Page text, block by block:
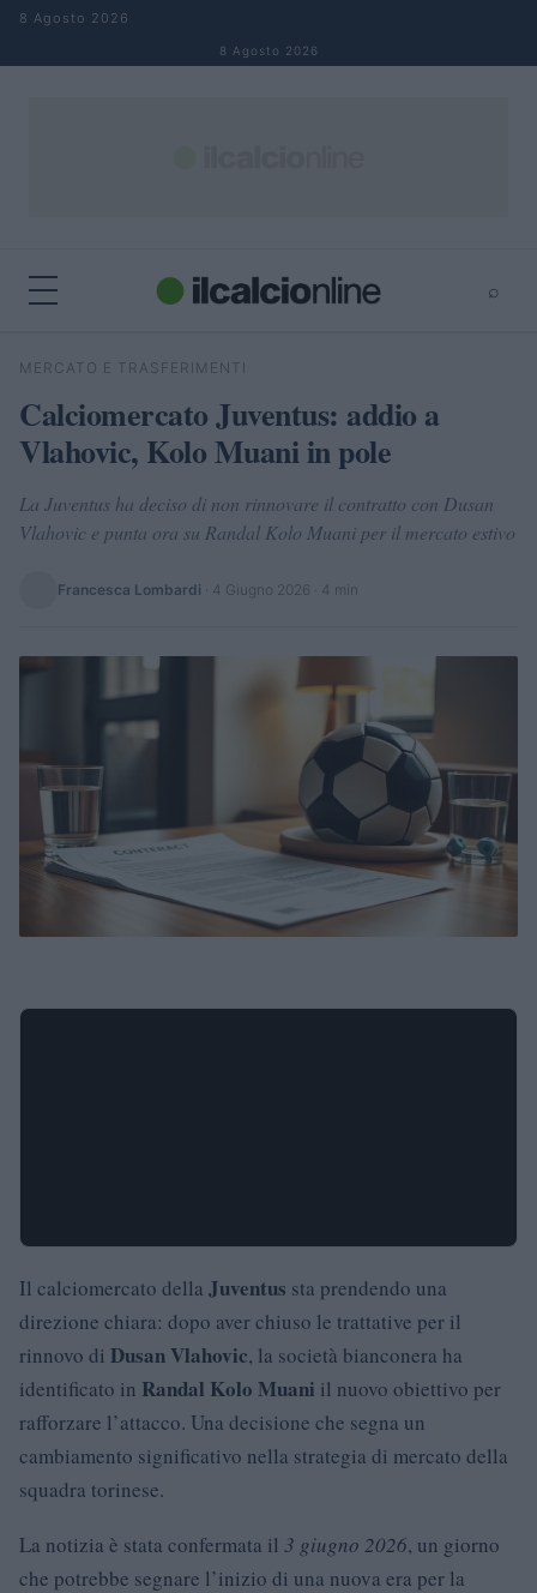
Salta al contenuto
8 Agosto 2026
8 Agosto 2026
⌕
Cerca
MERCATO E TRASFERIMENTI
Calciomercato Juventus: addio a
Vlahovic, Kolo Muani in pole
La Juventus ha deciso di non rinnovare il contratto con Dusan
Vlahovic e punta ora su Randal Kolo Muani per il mercato estivo
Francesca Lombardi 4 Giugno 2026 · 4 min
Il calciomercato della Juventus sta prendendo una
direzione chiara: dopo aver chiuso le trattative per il
rinnovo di Dusan Vlahovic, la società bianconera ha
identificato in Randal Kolo Muani il nuovo obiettivo per
rafforzare l’attacco. Una decisione che segna un
cambiamento significativo nella strategia di mercato della
squadra torinese.
La notizia è stata confermata il 3 giugno 2026, un giorno
che potrebbe segnare l’inizio di una nuova era per la